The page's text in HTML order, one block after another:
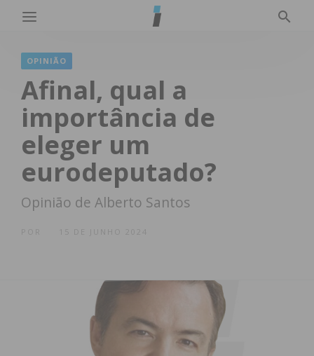
OPINIÃO
Afinal, qual a
importância de
eleger um
eurodeputado?
Opinião de Alberto Santos
15 DE JUNHO 2024